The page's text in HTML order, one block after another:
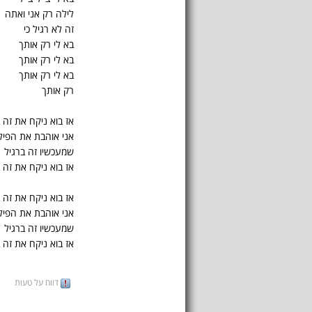
לילה רק אני ואתה
זה לא רגיל כי
בא לי רק אותך
בא לי רק אותך
בא לי רק אותך
רק אותך
אז בוא ניקח את זה
אני אוהבת את
שמעכשיו זה ברגיל
אז בוא ניקח את זה
אז בוא ניקח את זה
אני אוהבת את
שמעכשיו זה ברגיל
אז בוא ניקח את זה
דווח על טעות